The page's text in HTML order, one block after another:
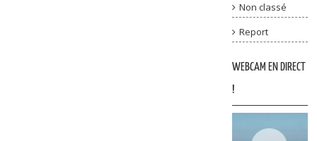
Non classé
Report
WEBCAM EN DIRECT
!